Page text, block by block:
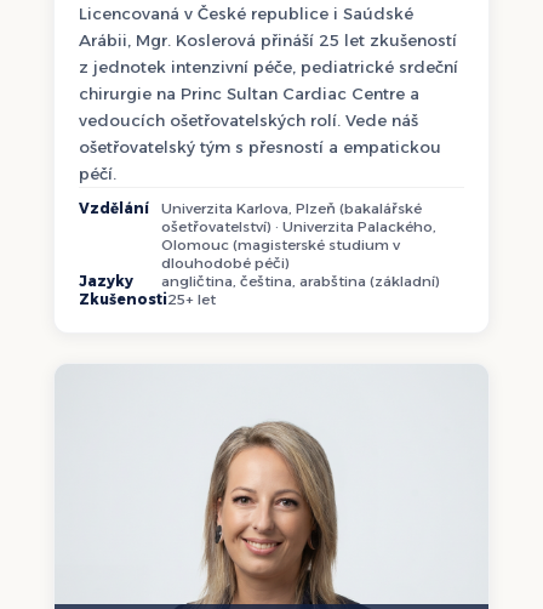
Licencovaná v České republice i Saúdské
Arábii, Mgr. Koslerová přináší 25 let zkušeností
z jednotek intenzivní péče, pediatrické srdeční
chirurgie na Princ Sultan Cardiac Centre a
vedoucích ošetřovatelských rolí. Vede náš
ošetřovatelský tým s přesností a empatickou
péčí.
Vzdělání
Univerzita Karlova, Plzeň (bakalářské
ošetřovatelství) · Univerzita Palackého,
Olomouc (magisterské studium v
dlouhodobé péči)
Jazyky
angličtina, čeština, arabština (základní)
Zkušenosti25+ let